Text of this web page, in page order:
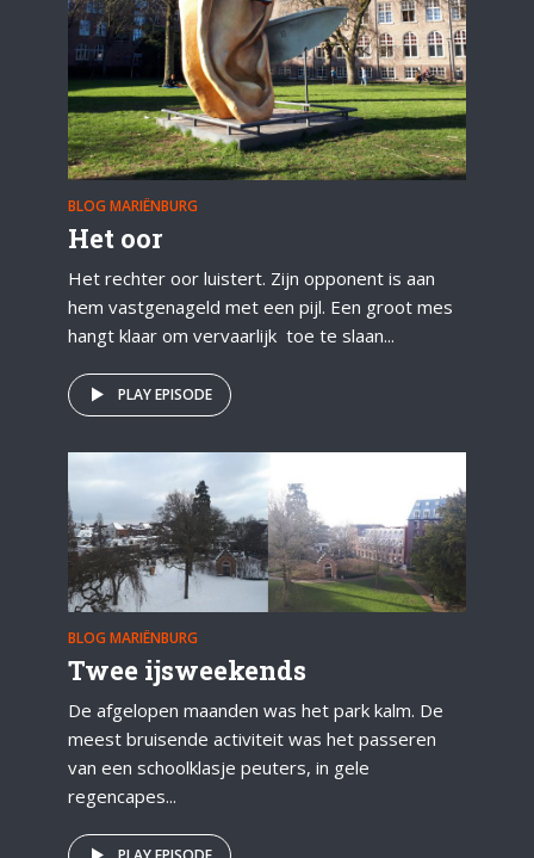
BLOG MARIËNBURG
Het oor
Het rechter oor luistert. Zijn opponent is aan
hem vastgenageld met een pijl. Een groot mes
hangt klaar om vervaarlijk toe te slaan...
PLAY EPISODE
BLOG MARIËNBURG
Twee ijsweekends
De afgelopen maanden was het park kalm. De
meest bruisende activiteit was het passeren
van een schoolklasje peuters, in gele
regencapes...